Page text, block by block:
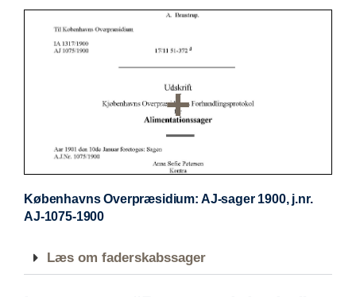
Københavns Overpræsidium: AJ-sager 1900, j.nr.
AJ-1075-1900
Læs om faderskabssager